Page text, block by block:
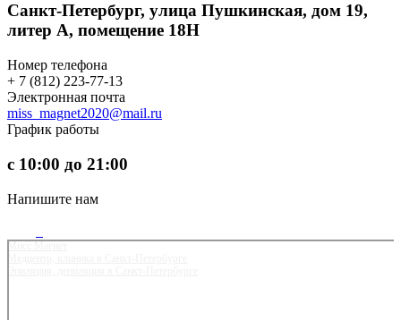
Санкт-Петербург, улица Пушкинская, дом 19,
литер А, помещение 18Н
Номер телефона
+ 7 (812) 223-77-13
Электронная почта
miss_magnet2020@mail.ru
График работы
с 10:00 до 21:00
Напишите нам
Мисс Магнет